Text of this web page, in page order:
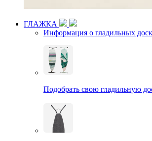
ГЛАЖКА
Информация о гладильных
Подобрать свою гладильную